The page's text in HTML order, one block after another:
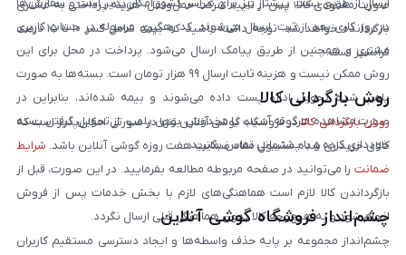
صورت مفقودی کالا، پس از تایید شرکت حمل‌ونقل، هزینه پرداختی به مشتری
بازگردانده خواهد شد. توجه داشته باشید که بیمه شامل کسر ۱۰ تا ۱۵ درصد
فرانشیز است.
در روز کاری بعد از ثبت، ارسال می‌شوند. کد رهگیری مرسوله در حساب کاربری
مشتری و همچنین از طریق پیامک ارسال می‌شود. پرداخت در محل برای این
روش ممکن نیست و هزینه ثابت ارسال ۹۹ هزار تومان است. بسته‌ها به صورت
پلمپ شده تحویل اداره پست داده می‌شوند و بیمه شده‌اند، بنابراین در
صورت مشاهده هرگونه آسیب یا مخدوش بودن پلمپ، از تحویل گرفتن بسته
خودداری کرده و با پشتیبانی تماس بگیرید.
روش بازگردانی کالا
روش بازگردانی کالادر فروشگاه گوشی آنلاین تنها در صورتی امکان‌پذیر است که
کالای خریداری شده مشمول مفاد ضمانت هفت روزه گوشی آنلاین باشد. شرایط
ضمانت را می‌توانید در صفحه مربوطه مطالعه بفرمایید. در این صورت، قبل از
بازگرداندن کالا لازم است هماهنگی‌های لازم با بخش خدمات پس از فروش
انجام شود و به هیچ‌وجه کالا بدون هماهنگی قبلی ارسال نگردد.
چشم‌انداز فروشگاه گوشی آنلاین
چشم‌انداز مجموعه بر پایه حذف واسطه‌ها و ایجاد دسترسی مستقیم کاربران